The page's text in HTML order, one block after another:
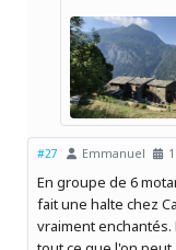
#27 Emmanuel
En groupe de 6
fait une halte chez
vraiment enchantés.